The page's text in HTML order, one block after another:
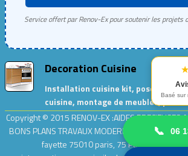
Basé sur
📞 06
Service offert par Renov-Ex pour soutenir les projets
Decoration Cuisine
Installation cuisine kit, pose de
cuisine, montage de meubles,
Copyright © 2015 RENOV-EX :AIDES PRECIEUSES
BONS PLANS TRAVAUX MODERNES ET
fayette 75010 paris, 75 Paris .|